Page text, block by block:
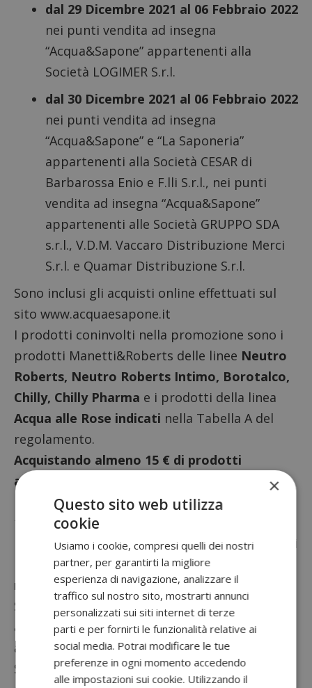
dal 29 Dicembre 2021 al 06 Febbraio 2022
nei punti vendita ad insegna
“Acqua&Sapone” appartenenti alla
Società LOGIMER S.r.l.
dal 30 Dicembre 2021 al 06 Febbraio 2022
nei punti vendita ad insegna
“Acqua&Sapone” e “La Saponeria”
appartenenti alla Società CESAR di
Barbarossa Enio e F.lli S.r.l., nei punti
vendita ad insegna “Acqua&Sapone”
appartenenti alle Società GRUPPO SDA
s.r.l., V.D.M. Vaccaro Distribuzione Merci
S.r.l. e Quamar Distribuzione S.r.l.
Sono inclusi gli acquisti online effettuati sul
sito www.acquaesapone.it
I prodotti coninvolti nella promozione sono i
prodotti Manetti&Roberts delle linee Neutro
Roberts, Neutro Roberts Intimo, Borotalco,
Chilly, Chilly Pharma e i prodotti della linea
Acqua alle Rose indicati nella Tabella A del
regolamento.
Acquistando almeno 15 € di prodotti
aderenti,
promozioni e includendo nell’acquisto
1 prodotto Acqua alle Rose
indicati nella Tabella A del regolamento, potrai
richiedere il rimborsofino all’ammontare
massimo di 15€ .
Se
per esempio
acquisterai 16€ di prodotti
aderenti, riceverai 15€ di rimborso. Se ne
acquisterai 14€, non avrai diritto al rimborso.
Scontrino alla mano, collegati alsito dedicato
×
Questo sito web utilizza
cookie
Usiamo i cookie, compresi quelli dei nostri
partner, per garantirti la migliore
esperienza di navigazione, analizzare il
traffico sul nostro sito, mostrarti annunci
personalizzati sui siti internet di terze
parti e per fornirti le funzionalità relative ai
social media. Potrai modificare le tue
preferenze in ogni momento accedendo
alle impostazioni sui cookie. Utilizzando il